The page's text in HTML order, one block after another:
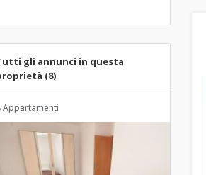
gli annunci in questa
(8)
Appartamenti